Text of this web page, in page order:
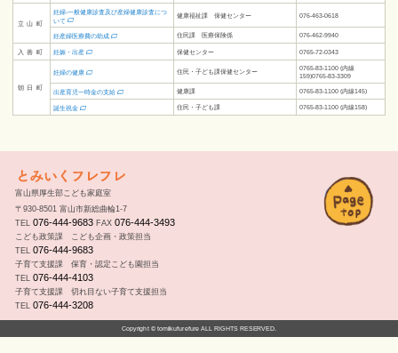
立山町
妊婦-一般健康診査及び産婦健康診査につ
いて
健康福祉課 保健センター 076-463-0618
妊産婦医療費の助成 住民課 医療保険係 076-462-9940
入善町 妊娠・出産 保健センター 0765-72-0343
朝日町
妊婦の健康 住民・子ども課保健センター
0765-83-1100 (内線
159)0765-83-3309
出産育児一時金の支給 健康課 0765-83-1100 (内線145)
誕生祝金 住民・子ども課 0765-83-1100 (内線158)
富山県厚生部こども家庭室
〒930-8501 富山市新総曲輪1-7
TEL 076-444-9683FAX 076-444-3493
こども政策課 こども企画・政策担当
TEL 076-444-9683
子育て支援課 保育・認定こども園担当
TEL 076-444-4103
子育て支援課 切れ目ない子育て支援担当
TEL 076-444-3208
Copyright © tomiikufurefure ALL RIGHTS RESERVED.